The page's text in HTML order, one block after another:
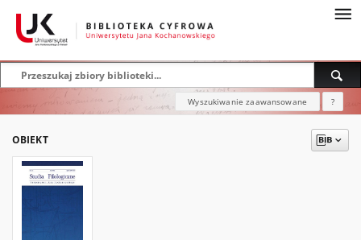
Wyszukiwanie zaawansowane ?
OBIEKT